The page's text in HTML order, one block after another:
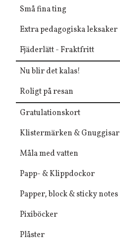
Små fina ting
Extra pedagogiska leksaker
Fjäderlätt - Fraktfritt
Nu blir det kalas!
Roligt på resan
Gratulationskort
Klistermärken & Gnuggisar
Måla med vatten
Papp- & Klippdockor
Papper, block & sticky notes
Pixiböcker
Plåster